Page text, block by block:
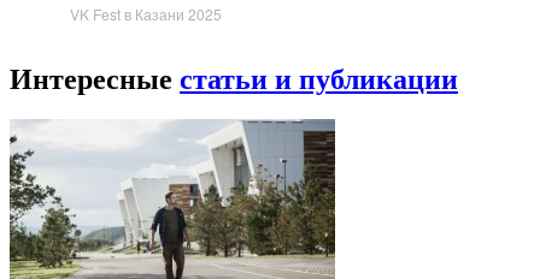
VK Fest в Казани 2025
Интересные статьи и публикации